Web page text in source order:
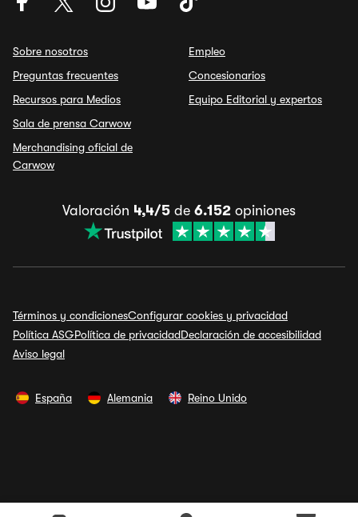
Sobre nosotros
Preguntas frecuentes
Recursos para Medios
Sala de prensa Carwow
Merchandising oficial de
Carwow
Empleo
Concesionarios
Equipo Editorial y expertos
Valoración 4,4/5 de 6.152 opiniones
Términos y condicionesConfigurar cookies y privacidad
Política ASGPolítica de privacidadDeclaración de accesibilidad
Aviso legal
España Alemania Reino Unido